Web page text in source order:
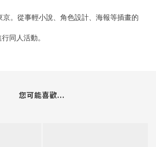
京。從事輕小說、角色設計、海報等插畫的
同人活動。
您可能喜歡...